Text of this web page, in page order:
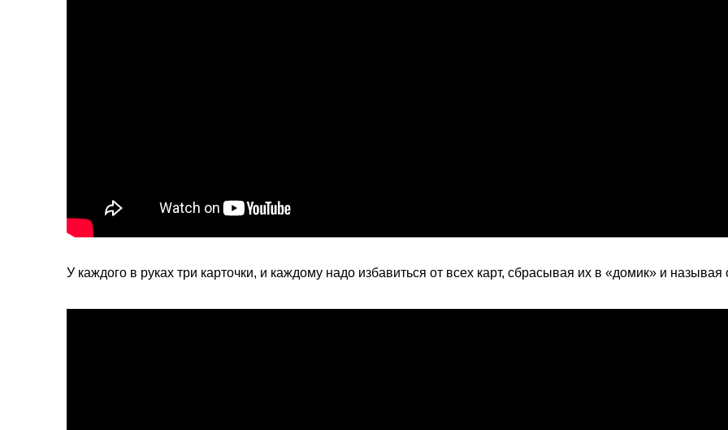
У каждого в руках три карточки, и каждому надо избавиться от всех карт, сбрасывая их в «домик» и